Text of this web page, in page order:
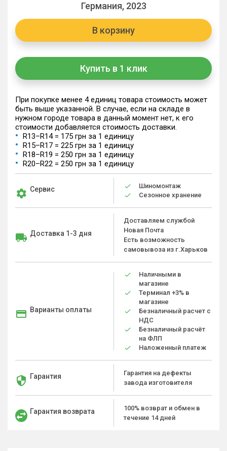
Германия, 2023
В корзину
Купить в 1 клик
При покупке менее 4 единиц товара стоимость может
быть выше указанной. В случае, если на складе в
нужном городе товара в данный момент нет, к его
стоимости добавляется стоимость доставки.
R13–R14 = 175 грн за 1 единицу
R15–R17 = 225 грн за 1 единицу
R18–R19 = 250 грн за 1 единицу
R20–R22 = 250 грн за 1 единицу
Сервис
Шиномонтаж
Сезонное хранение
Доставка 1-3 дня
Доставляем службой
Новая Почта
Есть возможность
самовывоза из г.Харьков
Варианты оплаты
Наличными в
магазине
Терминал +3% в
магазине
Безналичный расчет с
НДС
Безналичный расчёт
на ФЛП
Наложенный платеж
Гарантия
Гарантия на дефекты
завода изготовителя
Гарантия возврата
100% возврат и обмен в
течение 14 дней